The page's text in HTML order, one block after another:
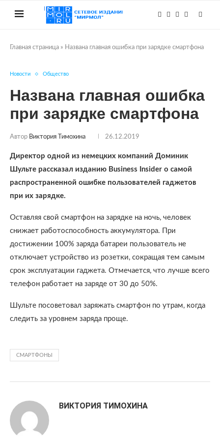
Главная страница » Названа главная ошибка при зарядке смартфона
Новости Общество
Названа главная ошибка
при зарядке смартфона
Автор Виктория Тимохина 26.12.2019
Директор одной из немецких компаний Доминик
Шульте рассказал изданию Business Insider о самой
распространенной ошибке пользователей гаджетов
при их зарядке.
Оставляя свой смартфон на зарядке на ночь, человек
снижает работоспособность аккумулятора. При
достижении 100% заряда батареи пользователь не
отключает устройство из розетки, сокращая тем самым
срок эксплуатации гаджета. Отмечается, что лучше всего
телефон работает на заряде от 30 до 50%.
Шульте посоветовал заряжать смартфон по утрам, когда
следить за уровнем заряда проще.
СМАРТФОНЫ
ВИКТОРИЯ ТИМОХИНА